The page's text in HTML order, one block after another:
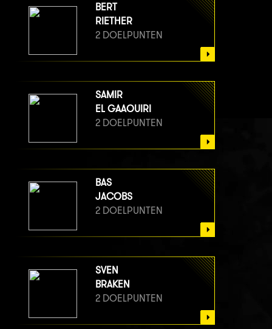
BERT
RIETHER
2 DOELPUNTEN
SAMIR
EL GAAOUIRI
2 DOELPUNTEN
BAS
JACOBS
2 DOELPUNTEN
SVEN
BRAKEN
2 DOELPUNTEN